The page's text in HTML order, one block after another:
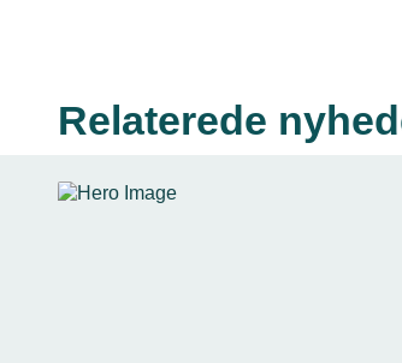
Relaterede